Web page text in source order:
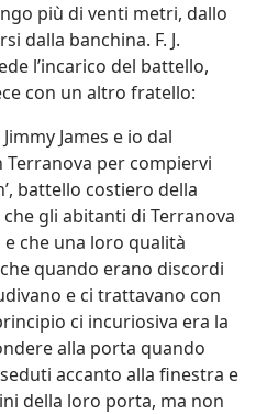
più di venti metri, dallo
dalla banchina. F. J.
l’incarico del battello,
con un altro fratello:
James e io dal
per compiervi
battello costiero della
gli abitanti di Terranova
che una loro qualità
quando erano discordi
e ci trattavano con
ci incuriosiva era la
alla porta quando
accanto alla finestra e
della loro porta, ma non